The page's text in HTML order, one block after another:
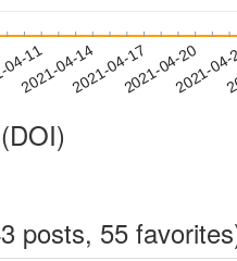
11
2021-04-142021-04-172021-04-20
2021-
posts, 55